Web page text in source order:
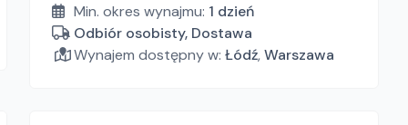
Min. okres wynajmu: 1 dzień
Odbiór osobisty, Dostawa
Wynajem dostępny w: Łódź,Warszawa